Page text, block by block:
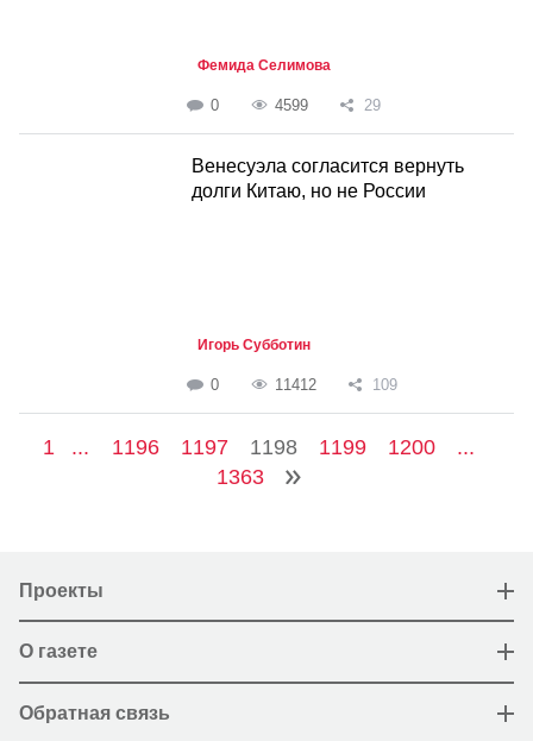
Фемида Селимова
0 4599 29
Венесуэла согласится вернуть
долги Китаю, но не России
Игорь Субботин
0 11412 109
1 ... 1196 1197 1198 1199 1200
...
1363
Проекты
О газете
Обратная связь